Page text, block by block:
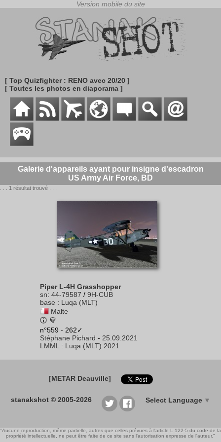
[ Top Quizfighter : RENO avec 20/20 ]
[ Toutes les photos en diaporama ]
Galerie d'appareils ayant pour insigne d'escadron
US Army Air Force, BD
. . . 1 résultat trouvé . . .
Piper L-4H Grasshopper
sn: 44-79587 / 9H-CUB
base : Luqa (MLT)
Malte
n°559 - 262✓
Stéphane Pichard - 25.09.2021
LMML : Luqa (MLT) 2021
[METAR Deauville]
stanakshot © 2005-2026 Select Language ▼
"Aucune reproduction, même partielle, autres que celles prévues à l'article L 122-5 du code de la
propriété intellectuelle, ne peut être faite de ce site sans l'autorisation expresse de l'auteur."